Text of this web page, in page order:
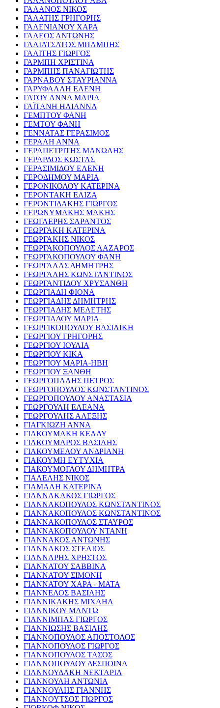
ΓΑΛΑΝΟΣ ΝΙΚΟΣ
ΓΑΛΑΤΗΣ ΓΡΗΓΟΡΗΣ
ΓΑΛΕΝΙΑΝΟΥ ΧΑΡΑ
ΓΑΛΕΟΣ ΑΝΤΩΝΗΣ
ΓΑΛΙΑΤΣΑΤΟΣ ΜΠΑΜΠΗΣ
ΓΑΛΙΤΗΣ ΓΙΩΡΓΟΣ
ΓΑΡΜΠΗ ΧΡΙΣΤΙΝΑ
ΓΑΡΜΠΗΣ ΠΑΝΑΓΙΩΤΗΣ
ΓΑΡΝΑΒΟΥ ΣΤΑΥΡΙΑΝΝΑ
ΓΑΡΥΦΑΛΛΗ ΕΛΕΝΗ
ΓΑΤΟΥ ΑΝΝΑ ΜΑΡΙΑ
ΓΑΪΤΑΝΗ ΗΛΙΑΝΝΑ
ΓΕΜΠΤΟΥ ΦΑΝΗ
ΓΕΜΤΟΥ ΦΑΝΗ
ΓΕΝΝΑΤΑΣ ΓΕΡΑΣΙΜΟΣ
ΓΕΡΑΛΗ ΑΝΝΑ
ΓΕΡΑΠΕΤΡΙΤΗΣ ΜΑΝΩΛΗΣ
ΓΕΡΑΡΔΟΣ ΚΩΣΤΑΣ
ΓΕΡΑΣΙΜΙΔΟΥ ΕΛΕΝΗ
ΓΕΡΟΔΗΜΟΥ ΜΑΡΙΑ
ΓΕΡΟΝΙΚΟΛΟΥ ΚΑΤΕΡΙΝΑ
ΓΕΡΟΝΤΑΚΗ ΕΛΙΖΑ
ΓΕΡΟΝΤΙΔΑΚΗΣ ΓΙΩΡΓΟΣ
ΓΕΡΩΝΥΜΑΚΗΣ ΜΑΚΗΣ
ΓΕΩΓΛΕΡΗΣ ΣΑΡΑΝΤΟΣ
ΓΕΩΡΓΑΚΗ ΚΑΤΕΡΙΝΑ
ΓΕΩΡΓΑΚΗΣ ΝΙΚΟΣ
ΓΕΩΡΓΑΚΟΠΟΥΛΟΣ ΛΑΖΑΡΟΣ
ΓΕΩΡΓΑΚΟΠΟΥΛΟΥ ΦΑΝΗ
ΓΕΩΡΓΑΛΑΣ ΔΗΜΗΤΡΗΣ
ΓΕΩΡΓΑΛΗΣ ΚΩΝΣΤΑΝΤΙΝΟΣ
ΓΕΩΡΓΑΝΤΙΔΟΥ ΧΡΥΣΑΝΘΗ
ΓΕΩΡΓΙΑΔΗ ΦΙΟΝΑ
ΓΕΩΡΓΙΑΔΗΣ ΔΗΜΗΤΡΗΣ
ΓΕΩΡΓΙΑΔΗΣ ΜΕΛΕΤΗΣ
ΓΕΩΡΓΙΑΔΟΥ ΜΑΡΙΑ
ΓΕΩΡΓΙΚΟΠΟΥΛΟΥ ΒΑΣΙΛΙΚΗ
ΓΕΩΡΓΙΟΥ ΓΡΗΓΟΡΗΣ
ΓΕΩΡΓΙΟΥ ΙΟΥΛΙΑ
ΓΕΩΡΓΙΟΥ ΚΙΚΑ
ΓΕΩΡΓΙΟΥ ΜΑΡΙΑ-ΗΒΗ
ΓΕΩΡΓΙΟΥ ΞΑΝΘΗ
ΓΕΩΡΓΟΠΑΛΗΣ ΠΕΤΡΟΣ
ΓΕΩΡΓΟΠΟΥΛΟΣ ΚΩΝΣΤΑΝΤΙΝΟΣ
ΓΕΩΡΓΟΠΟΥΛΟΥ ΑΝΑΣΤΑΣΙΑ
ΓΕΩΡΓΟΥΛΗ ΕΛΕΑΝΑ
ΓΕΩΡΓΟΥΛΗΣ ΑΛΕΞΗΣ
ΓΙΑΓΚΙΩΖΗ ΑΝΝΑ
ΓΙΑΚΟΥΜΑΚΗ ΚΕΛΛΥ
ΓΙΑΚΟΥΜΑΡΟΣ ΒΑΣΙΛΗΣ
ΓΙΑΚΟΥΜΕΛΟΥ ΑΝΔΡΙΑΝΗ
ΓΙΑΚΟΥΜΗ ΕΥΤΥΧΙΑ
ΓΙΑΚΟΥΜΟΓΛΟΥ ΔΗΜΗΤΡΑ
ΓΙΑΛΕΛΗΣ ΝΙΚΟΣ
ΓΙΑΜΑΛΗ ΚΑΤΕΡΙΝΑ
ΓΙΑΝΝΑΚΑΚΟΣ ΓΙΩΡΓΟΣ
ΓΙΑΝΝΑΚΟΠΟΥΛΟΣ ΚΩΝΣΤΑΝΤΙΝΟΣ
ΓΙΑΝΝΑΚΟΠΟΥΛΟΣ ΚΩΝΣΤΑΝΤΙΝΟΣ
ΓΙΑΝΝΑΚΟΠΟΥΛΟΣ ΣΤΑΥΡΟΣ
ΓΙΑΝΝΑΚΟΠΟΥΛΟΥ ΝΤΑΝΗ
ΓΙΑΝΝΑΚΟΣ ΑΝΤΩΝΗΣ
ΓΙΑΝΝΑΚΟΣ ΣΤΕΛΙΟΣ
ΓΙΑΝΝΑΡΗΣ ΧΡΗΣΤΟΣ
ΓΙΑΝΝΑΤΟΥ ΣΑΒΒΙΝΑ
ΓΙΑΝΝΑΤΟΥ ΣΙΜΟΝΗ
ΓΙΑΝΝΑΤΟΥ ΧΑΡΑ - ΜΑΤΑ
ΓΙΑΝΝΕΛΟΣ ΒΑΣΙΛΗΣ
ΓΙΑΝΝΙΚΑΚΗΣ ΜΙΧΑΗΛ
ΓΙΑΝΝΙΚΟΥ ΜΑΝΤΩ
ΓΙΑΝΝΙΜΠΑΣ ΓΙΩΡΓΟΣ
ΓΙΑΝΝΙΩΣΗΣ ΒΑΣΙΛΗΣ
ΓΙΑΝΝΟΠΟΥΛΟΣ ΑΠΟΣΤΟΛΟΣ
ΓΙΑΝΝΟΠΟΥΛΟΣ ΓΙΩΡΓΟΣ
ΓΙΑΝΝΟΠΟΥΛΟΣ ΤΑΣΟΣ
ΓΙΑΝΝΟΠΟΥΛΟΥ ΔΕΣΠΟΙΝΑ
ΓΙΑΝΝΟΥΔΑΚΗ ΝΕΚΤΑΡΙΑ
ΓΙΑΝΝΟΥΛΗ ΑΝΤΩΝΙΑ
ΓΙΑΝΝΟΥΛΗΣ ΓΙΑΝΝΗΣ
ΓΙΑΝΝΟΥΤΣΟΣ ΓΙΩΡΓΟΣ